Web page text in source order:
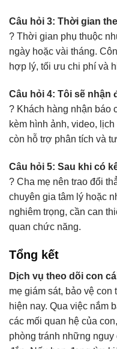
Câu hỏi 3: Thời gian
? Thời gian phụ thuộc
ngày hoặc vài tháng.
hợp lý, tối ưu chi phí và
Câu hỏi 4: Tôi sẽ
? Khách hàng nhận báo
kèm hình ảnh, video,
còn hỗ trợ phân tích và
Câu hỏi 5: Sau khi có
? Cha mẹ nên trao đổi
chuyên gia tâm lý hoặc
nghiêm trọng, cần can
quan chức năng.
Tổng kết
Dịch vụ theo dõi con
mẹ giám sát, bảo vệ
hiện nay. Qua việc nắm
các mối quan hệ của
phòng tránh những